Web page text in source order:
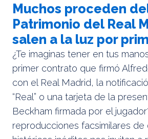
Muchos proceden
Patrimonio del Real
salen a la luz por
¿Te imaginas tener en tus
primer contrato que firmó
con el Real Madrid, la
“Real” o una tarjeta de la
Beckham firmada por el
reproducciones facsimilares de